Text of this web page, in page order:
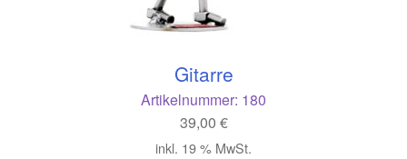
Gitarre
Artikelnummer: 180
39,00 €
inkl. 19 % MwSt.